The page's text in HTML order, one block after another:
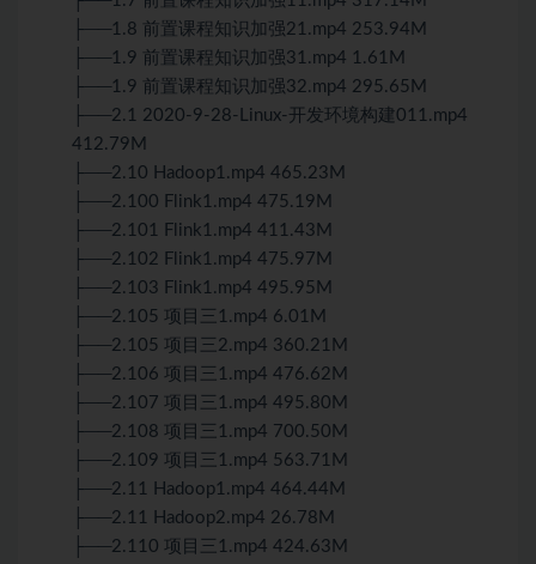
├──1.8 前置课程知识加强21.mp4 253.94M
├──1.9 前置课程知识加强31.mp4 1.61M
├──1.9 前置课程知识加强32.mp4 295.65M
├──2.1 2020-9-28-Linux-开发环境构建011.mp4
412.79M
├──2.10 Hadoop1.mp4 465.23M
├──2.100 Flink1.mp4 475.19M
├──2.101 Flink1.mp4 411.43M
├──2.102 Flink1.mp4 475.97M
├──2.103 Flink1.mp4 495.95M
├──2.105 项目三1.mp4 6.01M
├──2.105 项目三2.mp4 360.21M
├──2.106 项目三1.mp4 476.62M
├──2.107 项目三1.mp4 495.80M
├──2.108 项目三1.mp4 700.50M
├──2.109 项目三1.mp4 563.71M
├──2.11 Hadoop1.mp4 464.44M
├──2.11 Hadoop2.mp4 26.78M
├──2.110 项目三1.mp4 424.63M